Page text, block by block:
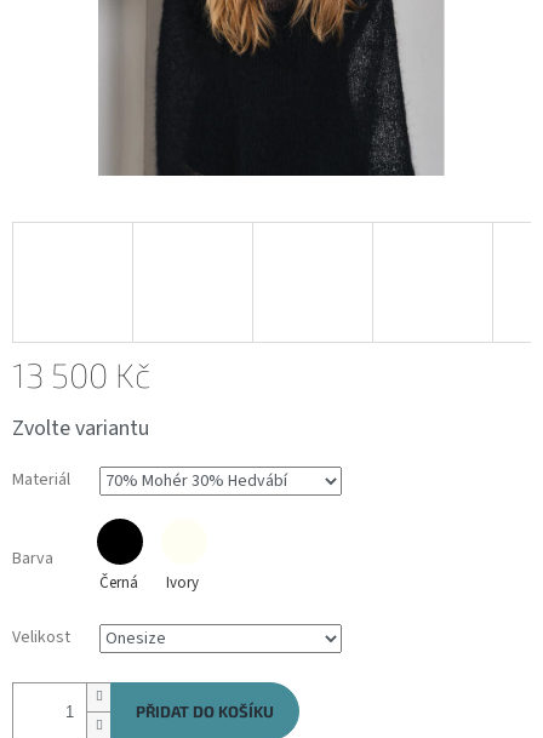
13 500 Kč
cena:
Zvolte variantu
Materiál
Barva
Černá Ivory
Velikost
PŘIDAT DO KOŠÍKU